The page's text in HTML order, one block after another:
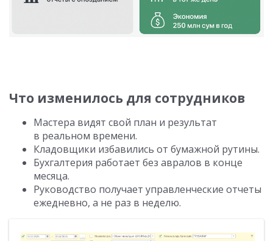
Что изменилось для сотрудников
Мастера видят свой план и результат
в реальном времени.
Кладовщики избавились от бумажной рутины.
Бухгалтерия работает без авралов в конце
месяца.
Руководство получает управленческие отчеты
ежедневно, а не раз в неделю.